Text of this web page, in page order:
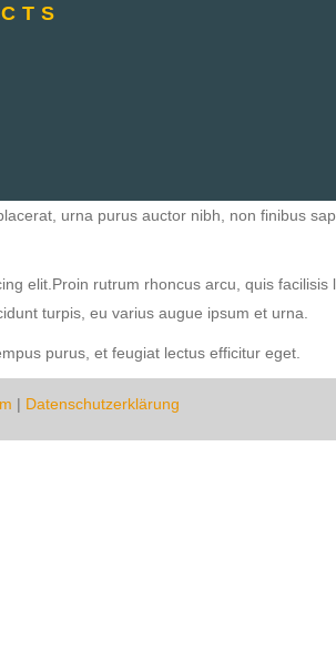
urna purus auctor nibh, non finibus
elit.Proin rutrum rhoncus arcu, quis facilisis
turpis, eu varius augue ipsum et urna.
purus, et feugiat lectus efficitur eget.
| Datenschutzerklärung